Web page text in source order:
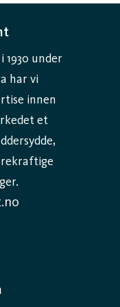
under
har vi
innen
et